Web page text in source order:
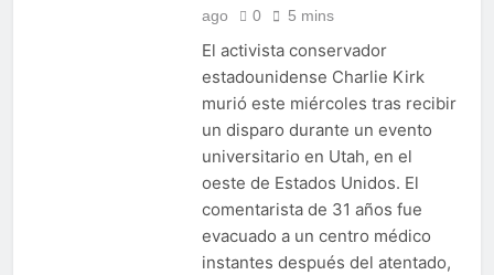
ago
0 5 mins
El activista conservador
estadounidense Charlie Kirk
murió este miércoles tras recibir
un disparo durante un evento
universitario en Utah, en el
oeste de Estados Unidos. El
comentarista de 31 años fue
evacuado a un centro médico
instantes después del atentado,